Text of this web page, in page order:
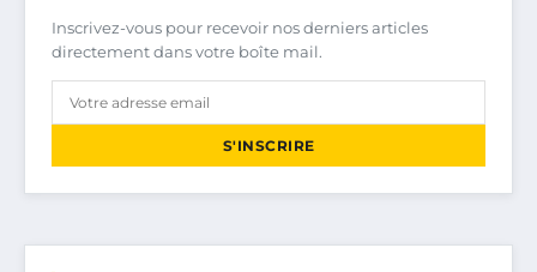
Inscrivez-vous pour recevoir nos derniers articles
directement dans votre boîte mail.
S'INSCRIRE